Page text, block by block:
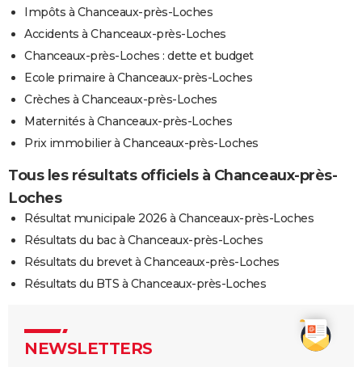
Impôts à Chanceaux-près-Loches
Accidents à Chanceaux-près-Loches
Chanceaux-près-Loches : dette et budget
Ecole primaire à Chanceaux-près-Loches
Crèches à Chanceaux-près-Loches
Maternités à Chanceaux-près-Loches
Prix immobilier à Chanceaux-près-Loches
Tous les résultats officiels à Chanceaux-près-
Loches
Résultat municipale 2026 à Chanceaux-près-Loches
Résultats du bac à Chanceaux-près-Loches
Résultats du brevet à Chanceaux-près-Loches
Résultats du BTS à Chanceaux-près-Loches
NEWSLETTERS